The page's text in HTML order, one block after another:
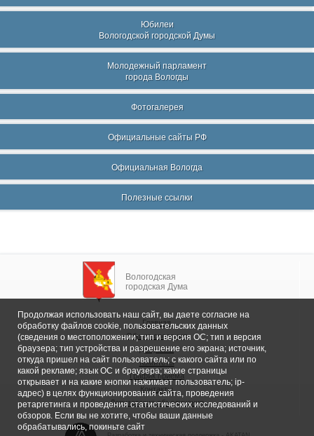
Юбилеи
Вологодской городской Думы
Молодежный парламент
города Вологды
Фотогалерея
Официальные сайты РФ
Официальная Вологда
Полезные ссылки
Вологодская
городская Дума
Главная
Общие сведения
Депутаты
Комитеты
График приема
Контакты
Депутатские объединения
Продолжая использовать наш сайт, вы даете согласие на
обработку файлов cookie, пользовательских данных
(сведения о местоположении; тип и версия ОС; тип и версия
браузера; тип устройства и разрешение его экрана; источник,
откуда пришел на сайт пользователь; с какого сайта или по
какой рекламе; язык ОС и браузера; какие страницы
открывает и на какие кнопки нажимает пользователь; ip-
адрес) в целях функционирования сайта, проведения
ретаргетинга и проведения статистических исследований и
обзоров. Если вы не хотите, чтобы ваши данные
обрабатывались, покиньте сайт